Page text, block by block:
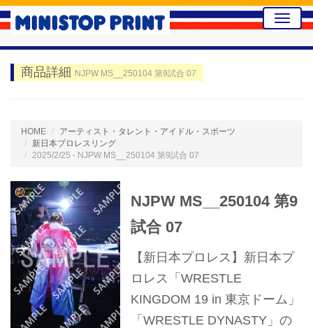
Toggle
商品詳細 NJPW MS__250104 第9試合 07
HOME
アーティスト・タレント・アイドル・スポーツ
新日本プロレスリング
2025/2/25 - NJPW MS__250104 第9試合 07
NJPW MS__250104 第9
試合 07
【新日本プロレス】新日本プ
ロレス「WRESTLE
KINGDOM 19 in 東京ドーム」
「WRESTLE DYNASTY」の